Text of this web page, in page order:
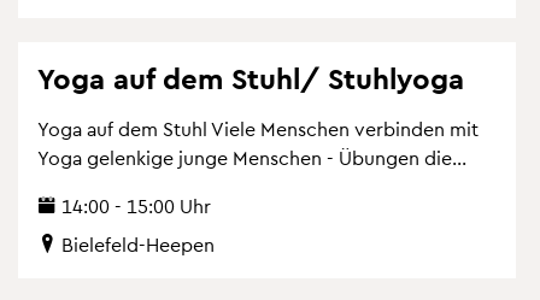
Yoga auf dem Stuhl/ Stuh­lyo­ga
Yoga auf dem Stuhl Viele Men­schen ver­bin­den mit
Yoga ge­len­ki­ge junge Men­schen - Übun­gen die...
14:00 - 15:00 Uhr
Bie­le­feld-Hee­pen